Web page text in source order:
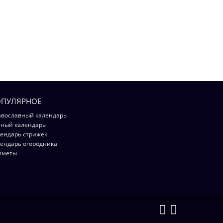
календарь
календарь
стрижек
огородника